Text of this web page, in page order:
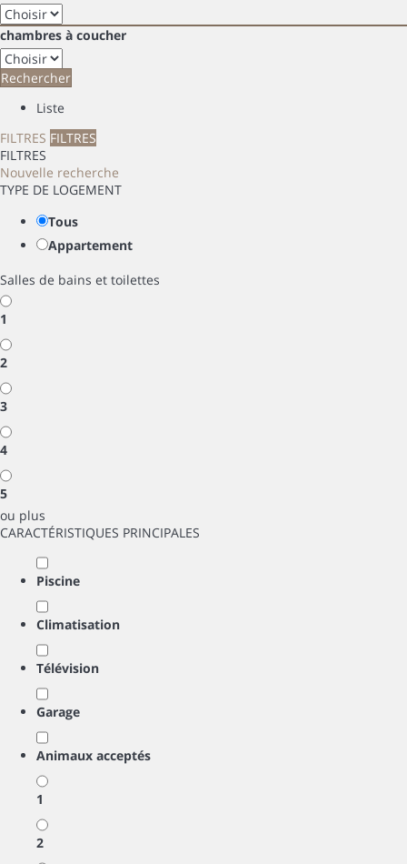
chambres à coucher
Rechercher
Liste
FILTRES FILTRES
FILTRES
Nouvelle recherche
TYPE DE LOGEMENT
Tous
Appartement
Salles de bains et toilettes
1
2
3
4
5
ou plus
CARACTÉRISTIQUES PRINCIPALES
Piscine
Climatisation
Télévision
Garage
Animaux acceptés
1
2